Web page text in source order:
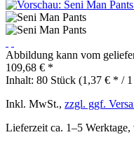
Abbildung kann vom
109,68 € *
Inhalt: 80 Stück (1,37 € * /
Inkl. MwSt., zzgl. ggf.
Lieferzeit ca. 1–5 Werktage,